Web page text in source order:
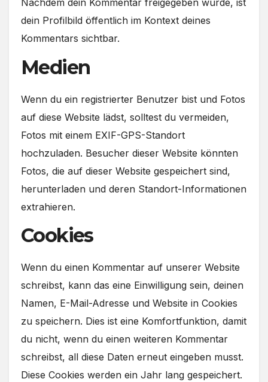
dein Profilbild öffentlich im Kontext deines
Kommentars sichtbar.
Medien
Wenn du ein registrierter Benutzer bist und Fotos
auf diese Website lädst, solltest du vermeiden,
Fotos mit einem EXIF-GPS-Standort
hochzuladen. Besucher dieser Website könnten
Fotos, die auf dieser Website gespeichert sind,
herunterladen und deren Standort-Informationen
extrahieren.
Cookies
Wenn du einen Kommentar auf unserer Website
schreibst, kann das eine Einwilligung sein, deinen
Namen, E-Mail-Adresse und Website in Cookies
zu speichern. Dies ist eine Komfortfunktion, damit
du nicht, wenn du einen weiteren Kommentar
schreibst, all diese Daten erneut eingeben musst.
Diese Cookies werden ein Jahr lang gespeichert.